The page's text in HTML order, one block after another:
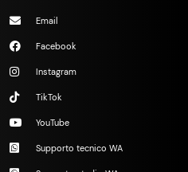
Email
Facebook
Instagram
TikTok
YouTube
Supporto tecnico WA